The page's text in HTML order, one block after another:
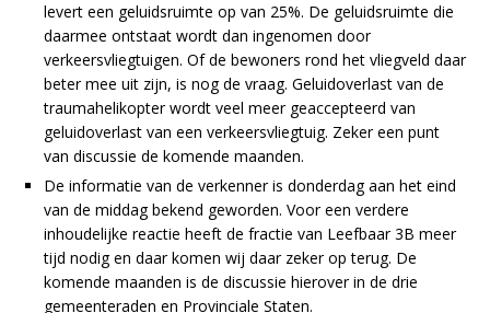
levert een geluidsruimte op van 25%. De geluidsruimte die
daarmee ontstaat wordt dan ingenomen door
verkeersvliegtuigen. Of de bewoners rond het vliegveld daar
beter mee uit zijn, is nog de vraag. Geluidoverlast van de
traumahelikopter wordt veel meer geaccepteerd van
geluidoverlast van een verkeersvliegtuig. Zeker een punt
van discussie de komende maanden.
De informatie van de verkenner is donderdag aan het eind
van de middag bekend geworden. Voor een verdere
inhoudelijke reactie heeft de fractie van Leefbaar 3B meer
tijd nodig en daar komen wij daar zeker op terug. De
komende maanden is de discussie hierover in de drie
gemeenteraden en Provinciale Staten.